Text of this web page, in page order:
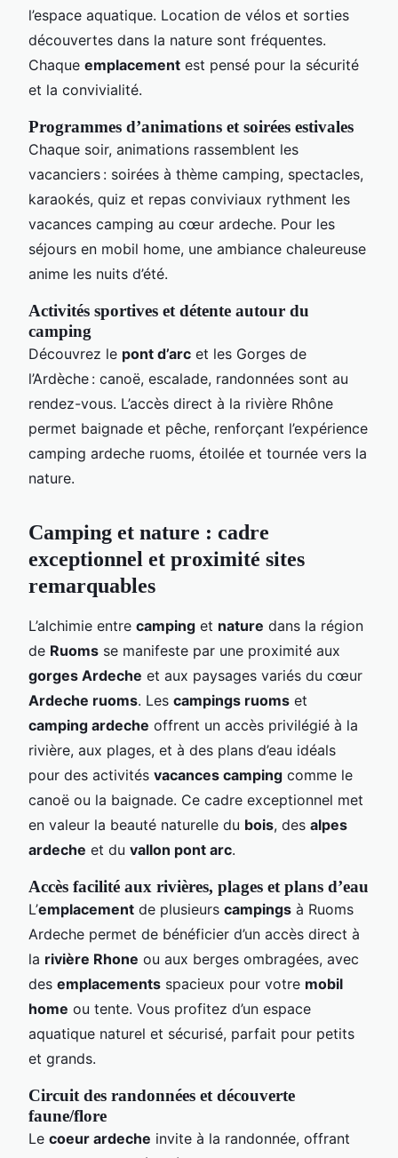
l’espace aquatique. Location de vélos et sorties
découvertes dans la nature sont fréquentes.
Chaque emplacement est pensé pour la sécurité
et la convivialité.
Programmes d’animations et soirées estivales
Chaque soir, animations rassemblent les
vacanciers : soirées à thème camping, spectacles,
karaokés, quiz et repas conviviaux rythment les
vacances camping au cœur ardeche. Pour les
séjours en mobil home, une ambiance chaleureuse
anime les nuits d’été.
Activités sportives et détente autour du
camping
Découvrez le pont d’arc et les Gorges de
l’Ardèche : canoë, escalade, randonnées sont au
rendez-vous. L’accès direct à la rivière Rhône
permet baignade et pêche, renforçant l’expérience
camping ardeche ruoms, étoilée et tournée vers la
nature.
Camping et nature : cadre
exceptionnel et proximité sites
remarquables
L’alchimie entre camping et nature dans la région
de Ruoms se manifeste par une proximité aux
gorges Ardeche et aux paysages variés du cœur
Ardeche ruoms. Les campings ruoms et
camping ardeche offrent un accès privilégié à la
rivière, aux plages, et à des plans d’eau idéals
pour des activités vacances camping comme le
canoë ou la baignade. Ce cadre exceptionnel met
en valeur la beauté naturelle du bois, des alpes
ardeche et du vallon pont arc.
Accès facilité aux rivières, plages et plans d’eau
L’emplacement de plusieurs campings à Ruoms
Ardeche permet de bénéficier d’un accès direct à
la rivière Rhone ou aux berges ombragées, avec
des emplacements spacieux pour votre mobil
home ou tente. Vous profitez d’un espace
aquatique naturel et sécurisé, parfait pour petits
et grands.
Circuit des randonnées et découverte
faune/flore
Le coeur ardeche invite à la randonnée, offrant